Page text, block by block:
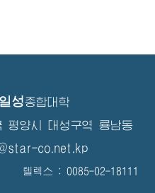
성종합대학
평양시 대성구역 룡남동
co.net.kp
텔렉스 : 0085-02-18111